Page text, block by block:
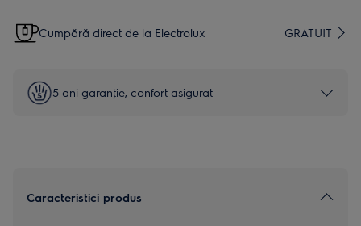
Cumpără direct de la Electrolux GRATUIT
5 ani garanţie, confort asigurat
Caracteristici produs